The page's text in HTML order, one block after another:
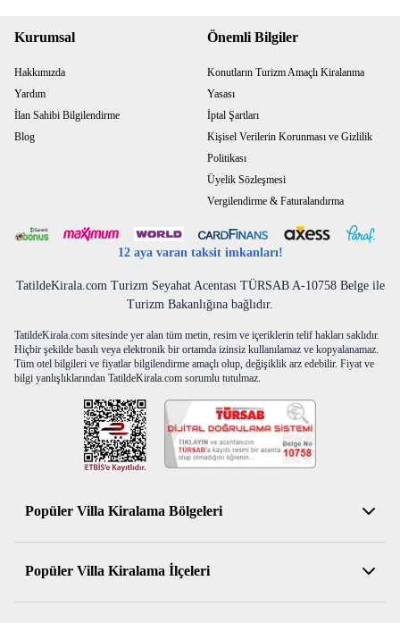
Kurumsal
Hakkımızda
Yardım
İlan Sahibi Bilgilendirme
Blog
Önemli Bilgiler
Konutların Turizm Amaçlı Kiralanma
Yasası
İptal Şartları
Kişisel Verilerin Korunması ve Gizlilik
Politikası
Üyelik Sözleşmesi
Vergilendirme & Faturalandırma
12 aya varan taksit imkanları!
TatildeKirala.com Turizm Seyahat Acentası TÜRSAB A-10758 Belge ile
Turizm Bakanlığına bağlıdır.
TatildeKirala.com sitesinde yer alan tüm metin, resim ve içeriklerin telif hakları saklıdır.
Hiçbir şekilde basılı veya elektronik bir ortamda izinsiz kullanılamaz ve kopyalanamaz.
Tüm otel bilgileri ve fiyatlar bilgilendirme amaçlı olup, değişiklik arz edebilir. Fiyat ve
bilgi yanlışlıklarından TatildeKirala.com sorumlu tutulmaz.
Popüler Villa Kiralama Bölgeleri
Antalya Kiralık Villa
Muğla Kiralık Villa
Aydın Kiralık Villa
Popüler Villa Kiralama İlçeleri
Kemer Kiralık Villa